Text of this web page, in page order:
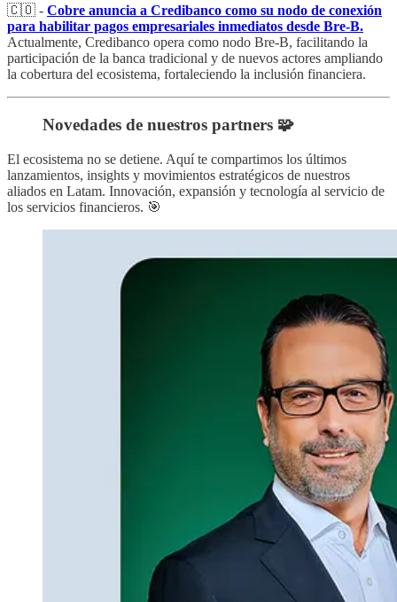
🇨🇴 - Cobre anuncia a Credibanco como su nodo de conexión
para habilitar pagos empresariales inmediatos desde Bre-B.
Actualmente, Credibanco opera como nodo Bre-B, facilitando la
participación de la banca tradicional y de nuevos actores ampliando
la cobertura del ecosistema, fortaleciendo la inclusión financiera.
Novedades de nuestros partners 🧩
El ecosistema no se detiene. Aquí te compartimos los últimos
lanzamientos, insights y movimientos estratégicos de nuestros
aliados en Latam. Innovación, expansión y tecnología al servicio de
los servicios financieros. 🎯